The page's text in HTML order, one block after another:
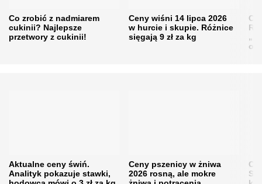
Co zrobić z nadmiarem
cukinii? Najlepsze
przetwory z cukinii!
Ceny wiśni 14 lipca 2026
w hurcie i skupie. Różnice
sięgają 9 zł za kg
Aktualne ceny świń.
Analityk pokazuje stawki,
Ceny pszenicy w żniwa
2026 rosną, ale mokre